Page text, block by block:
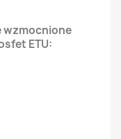
wzmocnione
ETU: